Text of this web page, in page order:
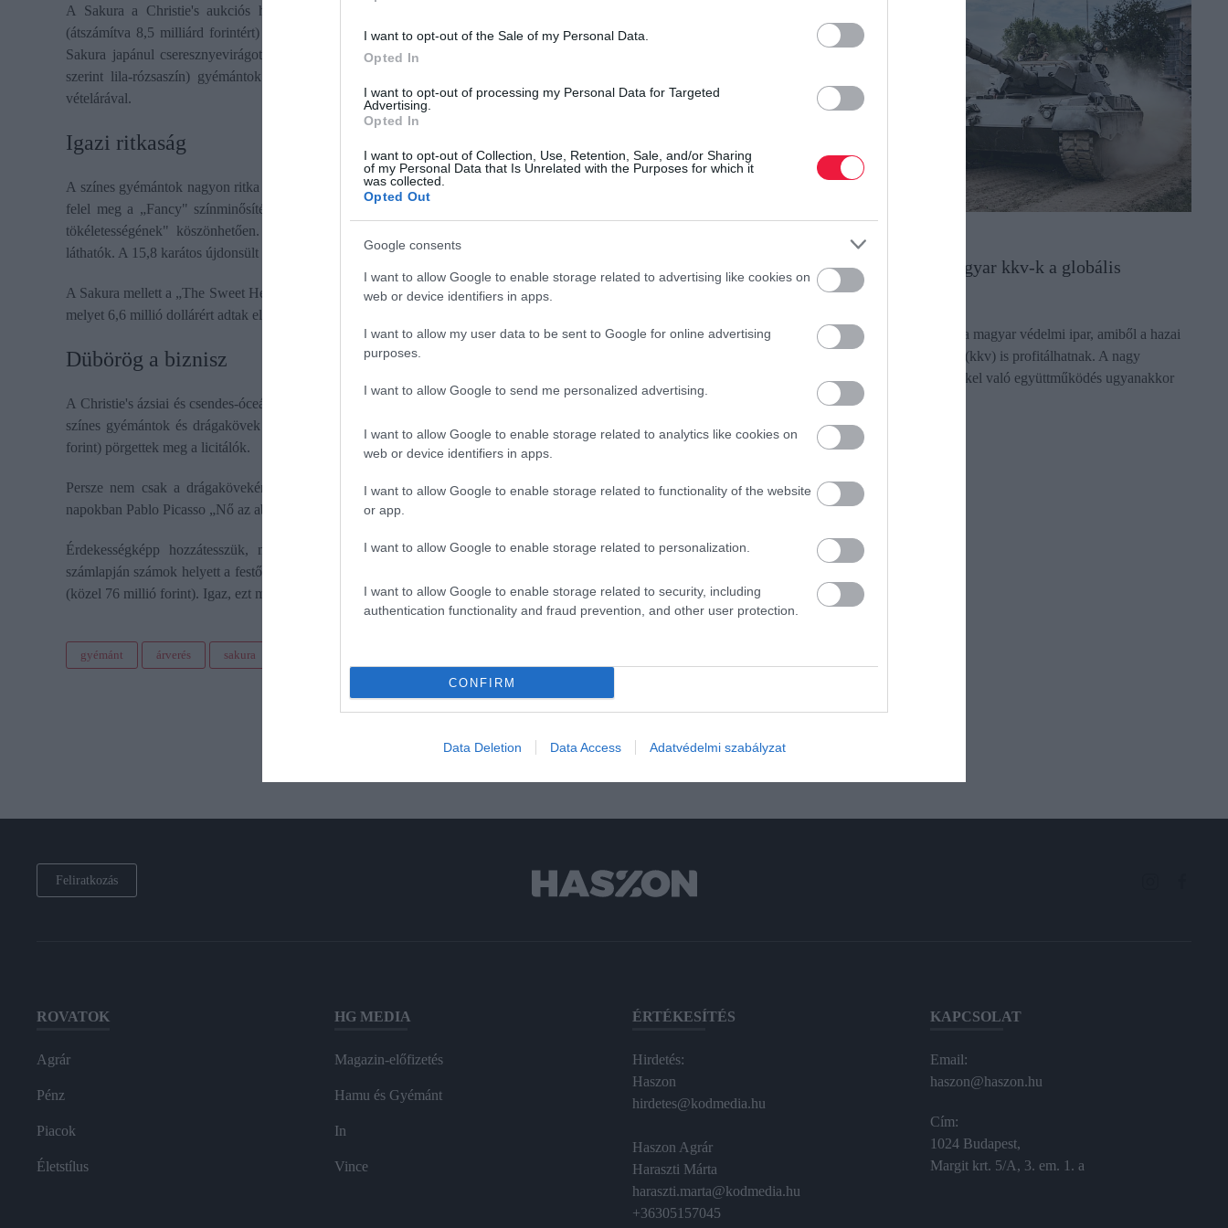
I want to opt-out of the Sale of my Personal Data.
Opted In
I want to opt-out of processing my Personal Data for Targeted
Advertising.
Opted In
I want to opt-out of Collection, Use, Retention, Sale, and/or Sharing
of my Personal Data that Is Unrelated with the Purposes for which it
was collected.
Opted Out
Google consents
I want to allow Google to enable storage related to advertising like cookies on
web or device identifiers in apps.
I want to allow my user data to be sent to Google for online advertising
purposes.
I want to allow Google to send me personalized advertising.
I want to allow Google to enable storage related to analytics like cookies on
web or device identifiers in apps.
I want to allow Google to enable storage related to functionality of the website
or app.
I want to allow Google to enable storage related to personalization.
I want to allow Google to enable storage related to security, including
authentication functionality and fraud prevention, and other user protection.
CONFIRM
Data Deletion Data Access Adatvédelmi szabályzat
A Sakura a Christie's aukciós ház árverésén talált új gazdára. A 15,8 karátos drágakövet 29,3 millió dollárért
(átszámítva 8,5 milliárd forintért) vásárolta meg egy ázsiai magánszemély. Találó nevet adtak a ritka gyémántnak, a
Sakura japánul cseresznyevirágot jelent. A korábbi csúcstartó a bíbor-rózsaszín (egyes vélemények és szakfordítók
szerint lila-rózsaszín) gyémántok világában a „The Spirit of the Rose" volt, 14,8 karáttal és 27 millió dolláros
vételárával.
Igazi ritkaság
A színes gyémántok nagyon ritka drágakövek, 10 ezer kibányászott ékszer minősítésű gyémántból csupán egyetlen kő
felel meg a „Fancy" színminősítésnek. A Sakura a „Fancy Vivid" minősítést kapta a színmélységének és a „belső
tökéletességének" köszönhetően. Utóbbi annyit tesz, hogy a belső hibái csak egy nagyon erős mikroszkóp alatt
láthatók. A 15,8 karátos újdonsült rekordert egy platina és arany ötvözetű gyűrűbe illesztették bele.
A Sakura mellett a „The Sweet Heart" is gazdára talált az árverésen. Ez egy 4,2 karátos, szív alakú, rózsaszín gyémánt,
melyet 6,6 millió dollárért adtak el.
Dübörög a biznisz
A Christie's ázsiai és csendes-óceáni ékszer divíziójának elnöke, Vickie Sek szerint óriási a kereslet a kiváló minőségű
színes gyémántok és drágakövek iránt. A mostani aukción összesen több mint 76,4 millió dollárt (közel 22 milliárd
forint) pörgettek meg a licitálók.
Persze nem csak a drágakövekért vannak odáig a vagyonos érdeklődők. Az aukciós ház New York-i részlege a
napokban Pablo Picasso „Nő az ablak mellett" című festményét árverezte el 103,4 millió dollárért.
Érdekességképp hozzátesszük, nemrégiben Picasso egyik órája is új tulajdonoshoz került. Az említett karóra
számlapján számok helyett a festő nevének betűi mutatják az idő múlását, vételára pedig meghaladta a 266 ezer dollárt
(közel 76 millió forint). Igaz, ezt már nem a Christie's, hanem a Bonham aukciós ház intézte.
gyémánt árverés sakura
FEGYVERGYÁRTÁS
Óriási lehetőség! Magyar kkv-k a globális
hadiiparban?
Jelentős átalakulás előtt áll a magyar védelmi ipar, amiből a hazai
kis- és középvállalkozások (kkv) is profitálhatnak. A nagy
nemzetközi hadiipari cégekkel való együttműködés ugyanakkor
számos jogi…
rectangle
Feliratkozás
ROVATOK
Agrár
Pénz
Piacok
Életstílus
HG MEDIA
Magazin-előfizetés
Hamu és Gyémánt
In
Vince
ÉRTÉKESÍTÉS
Hirdetés:
Haszon
hirdetes@kodmedia.hu
Haszon Agrár
Haraszti Márta
haraszti.marta@kodmedia.hu
+36305157045
KAPCSOLAT
Email:
haszon@haszon.hu
Cím:
1024 Budapest,
Margit krt. 5/A, 3. em. 1. a